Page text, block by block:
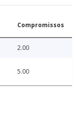
Compromissos
2.00
5.00